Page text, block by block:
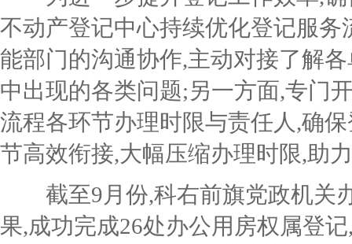
不动产登记中心持续优化登记服
能部门的沟通协作,主动对接了解
中出现的各类问题;另一方面,专门
流程各环节办理时限与责任人,确保
节高效衔接,大幅压缩办理时限,助
截至9月份,科右前旗党政机关
果,成功完成26处办公用房权属登